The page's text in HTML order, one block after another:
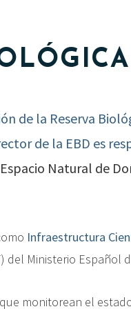
de la Reserva
de la EBD es
Natural de
Infraestructura
del Ministerio Español
monitorean el